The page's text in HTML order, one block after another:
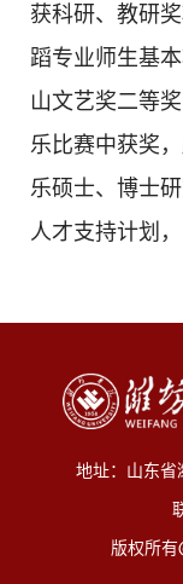
获科研、教研
蹈专业师生基
山文艺奖二等
乐比赛中获奖
乐硕士、博士
人才支持计划
地址：山东省
版权所